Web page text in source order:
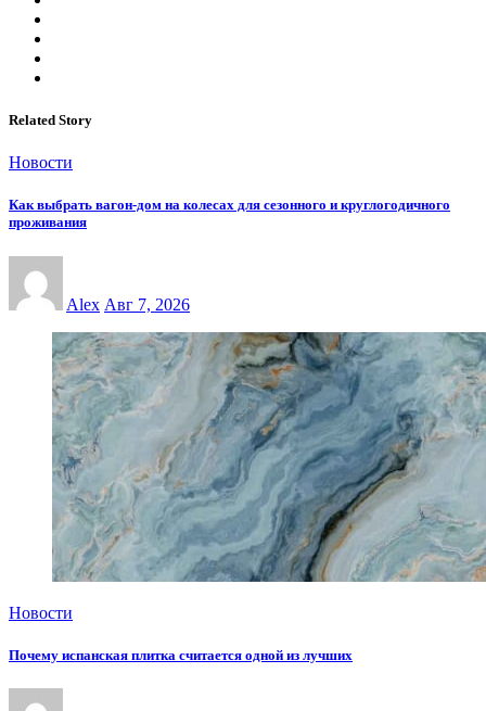
Related Story
Новости
Как выбрать вагон-дом на колесах для сезонного и круглогодичного
проживания
Alex Авг 7, 2026
Новости
Почему испанская плитка считается одной из лучших